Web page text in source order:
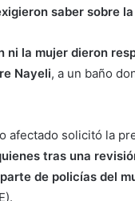
saber sobre
ni la mujer dieron
Nayeli, a un baño
afectado solicitó la
tras una
de policías del